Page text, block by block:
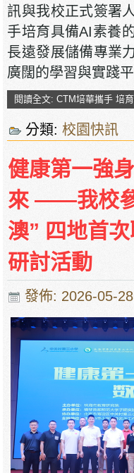
訊與我校正式簽署
手培育具備AI素養
長遠發展儲備專業
廣闊的學習與實踐平
閱讀全文: CTM培華攜手 培
分類:校園快訊
健康第一強
來 ——我校參
澳” 四地首
研討活動
發佈: 2026-05-